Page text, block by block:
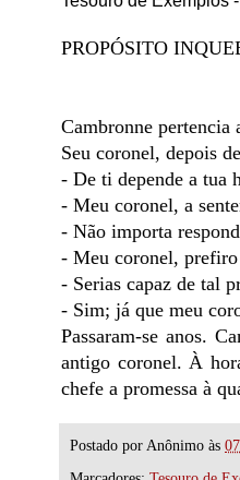
PROPÓSITO
Cambronne pertencia
Seu coronel, depois
- De ti depende a tua
- Meu coronel, a
- Não importa
- Meu coronel, prefiro
- Serias capaz de tal
- Sim; já que meu
Passaram-se anos.
antigo coronel. À
chefe a promessa à
Postado por Anônimo às